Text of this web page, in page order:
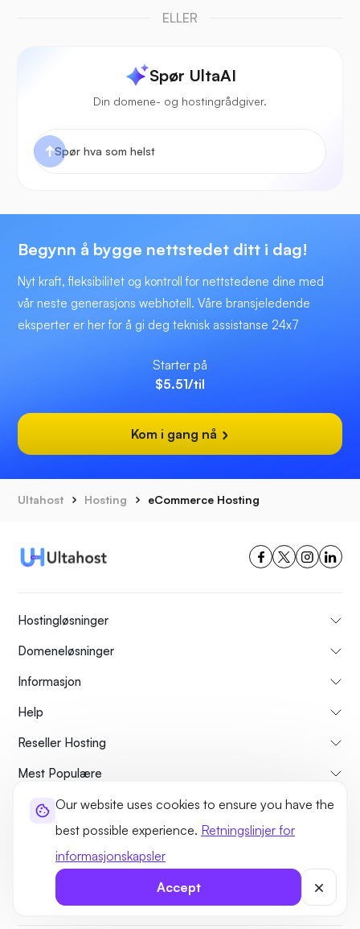
Our website uses cookies to ensure you have the
best possible experience. Retningslinjer for
informasjonskapsler
Accept
ELLER
Spør UltaAI
Din domene- og hostingrådgiver.
Begynn å bygge nettstedet ditt i dag!
Nyt kraft, fleksibilitet og kontroll for nettstedene dine med
vår neste generasjons webhotell. Våre bransjeledende
eksperter er her for å gi deg teknisk assistanse 24x7
Starter på
$5.51/til
Kom i gang nå
Ultahost Hosting eCommerce Hosting
Hostingløsninger
Domeneløsninger
Informasjon
Help
Reseller Hosting
Mest Populære
Sammenlign
Veiledninger
Avbestillings- og refusjonspolicy
Vilkår og betingelser
Personvernerklæring